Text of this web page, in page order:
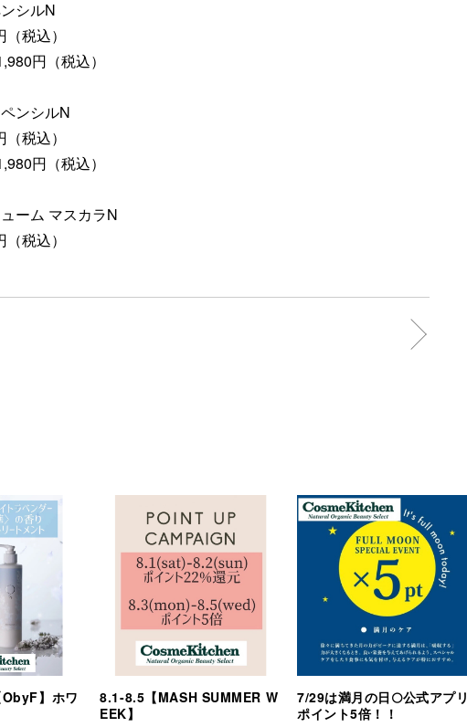
シルN
税込）
円（税込）
ンシルN
税込）
円（税込）
ーム マスカラN
税込）
】ホワ
8.1-8.5【MASH SUMMER W
EEK】
7/29は満月の日🌕公式アプリ
ポイント5倍！！